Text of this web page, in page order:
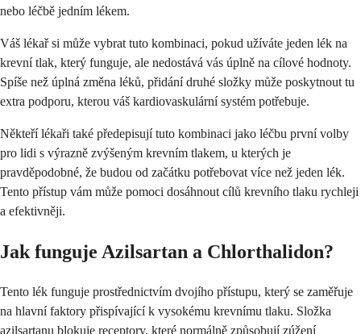
nebo léčbě jedním lékem.
Váš lékař si může vybrat tuto kombinaci, pokud užíváte jeden lék na
krevní tlak, který funguje, ale nedostává vás úplně na cílové hodnoty.
Spíše než úplná změna léků, přidání druhé složky může poskytnout tu
extra podporu, kterou váš kardiovaskulární systém potřebuje.
Někteří lékaři také předepisují tuto kombinaci jako léčbu první volby
pro lidi s výrazně zvýšeným krevním tlakem, u kterých je
pravděpodobné, že budou od začátku potřebovat více než jeden lék.
Tento přístup vám může pomoci dosáhnout cílů krevního tlaku rychleji
a efektivněji.
Jak funguje Azilsartan a Chlorthalidon?
Tento lék funguje prostřednictvím dvojího přístupu, který se zaměřuje
na hlavní faktory přispívající k vysokému krevnímu tlaku. Složka
azilsartanu blokuje receptory, které normálně způsobují zúžení